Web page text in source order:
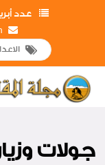
عدد أبريل
جولات